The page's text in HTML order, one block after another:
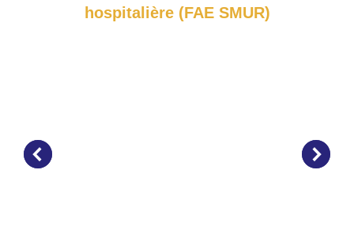
hospitalière (FAE SMUR)